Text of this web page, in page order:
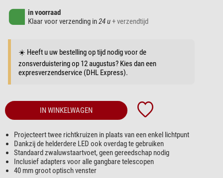
in voorraad
Klaar voor verzending in24 u+ verzendtijd
☀️ Heeft u uw bestelling op tijd nodig voor de
zonsverduistering op 12 augustus? Kies dan een
expresverzendservice (DHL Express).
IN WINKELWAGEN
Projecteert twee richtkruizen in plaats van een enkel lichtpunt
Dankzij de helderdere LED ook overdag te gebruiken
Standaard zwaluwstaartvoet, geen gereedschap nodig
Inclusief adapters voor alle gangbare telescopen
40 mm groot optisch venster